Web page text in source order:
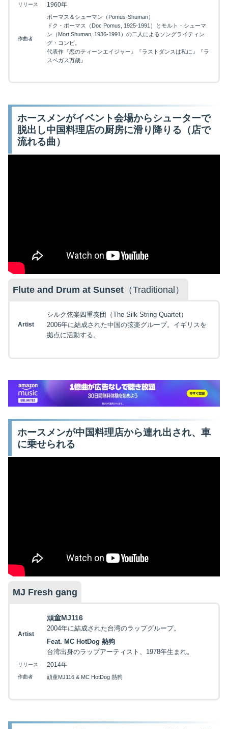
リリース 1960年
作曲者
ポーマス＆シューマン（Pomus-Shuman）
ドク・ポーマス（Doc Pomus, 1925-1991）とモルト・シューマ
ン（Mort Shuman, 1936-1991）の二人によるソングライティン
グ・コンビ。
代表作『恋のティーンエイジャー』『ラストダンスは私に』『ラ
スベガス万歳』
ホースメンがイベント会場からシューターで
脱出し中国料理店の厨房に滑り降りる（店で
流れる曲）
Flute and Drum at Sunset（Traditional）
Artist
シルク弦楽四重奏団（The Silk String Quartet）
2006年に結成された中国の弦楽グループ。イギリスを
拠点に活動する。
ホースメンが中国料理店から連れ出され、車
に乗せられる
MJ Fresh gang
Artist
頑童MJ116
2004年に結成された台湾のラップグループ。
Feat. MC HotDog 熱狗
台湾出身のラップアーティスト、1978年生まれ。
リリース 2014年
作曲者 頑童MJ116 & MC HotDog 熱狗